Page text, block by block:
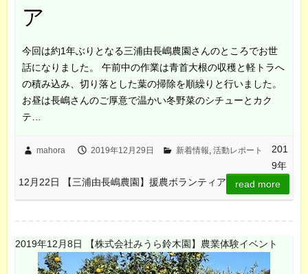
ア
今回は約1年ぶりとなる三浦由長嶋農園さんのところでお世
話になりました。 午前中の作業は青首大根の収穫と軽トラへ
の積み込み、切り落とした葉の掃除を順繰りと行いました。
お昼は長嶋さんのご厚意で温かい冬野菜のシチューとカク
テ…
mahora 2019年12月29日 新着情報, 活動レポート
201
9年
12月22日 【三浦由長嶋農園】援農ボランティア
read more
2019年12月8日 【株式会社みうら鈴木園】農業体験イベント